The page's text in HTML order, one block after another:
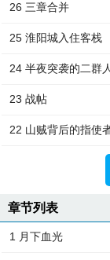
26 三章合并
25 淮阳城入住客栈
24 半夜突袭的二群人
23 战帖
22 山贼背后的指使
章节列表
1 月下血光